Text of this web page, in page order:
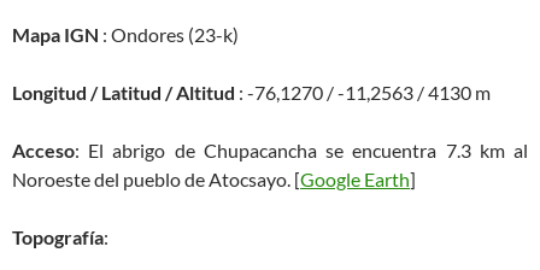
Mapa IGN : Ondores (23-k)
Longitud / Latitud / Altitud : -76,1270 / -11,2563 / 4130 m
Acceso: El abrigo de Chupacancha se encuentra 7.3 km al
Noroeste del pueblo de Atocsayo. [Google Earth]
Topografía: